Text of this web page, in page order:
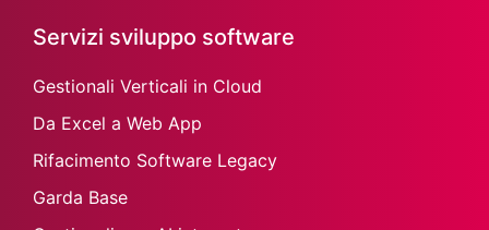
Servizi sviluppo software
Gestionali Verticali in Cloud
Da Excel a Web App
Rifacimento Software Legacy
Garda Base